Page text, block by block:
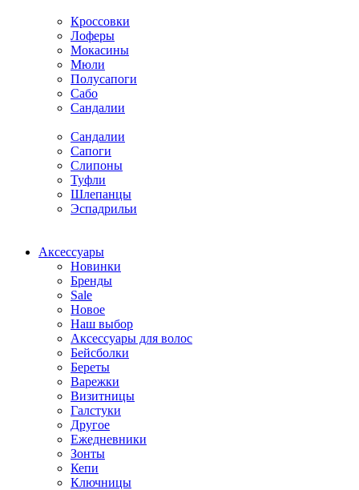
Кроссовки
Лоферы
Мокасины
Мюли
Полусапоги
Сабо
Сандалии
Сандалии
Сапоги
Слипоны
Туфли
Шлепанцы
Эспадрильи
Аксессуары
Новинки
Бренды
Sale
Новое
Наш выбор
Аксессуары для волос
Бейсболки
Береты
Варежки
Визитницы
Галстуки
Другое
Ежедневники
Зонты
Кепи
Ключницы